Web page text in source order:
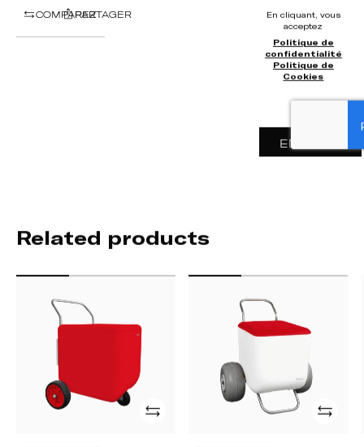
COMPAREZPARTAGER
En cliquant, vous
acceptez
Politique de
confidentialité
Politique de
Cookies
ENVOYER
Related products
CHARRETTE
Ajouter
CHARIOT
Ajouter